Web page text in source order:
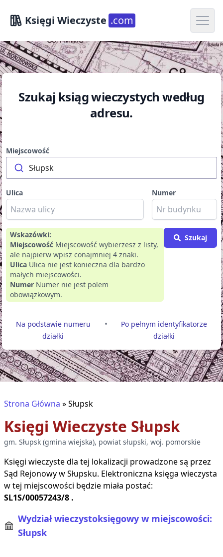
Księgi Wieczyste .com Open
Szukaj ksiąg wieczystych według
adresu.
Miejscowość
Słupsk
Ulica Numer
Wskazówki:
Miejscowość Miejscowość wybierzesz z listy,
ale najpierw wpisz conajmniej 4 znaki.
Ulica Ulica nie jest konieczna dla bardzo
małych miejscowości.
Numer Numer nie jest polem
obowiązkowym.
Szukaj
Na podstawie numeru
działki
•
Po pełnym identyfikatorze
działki
Strona Główna »Słupsk
Księgi Wieczyste Słupsk
gm. Słupsk (gmina wiejska), powiat słupski, woj. pomorskie
Księgi wieczyste dla tej lokalizacji prowadzone są przez
Sąd Rejonowy wSłupsku. Elektroniczna księga wieczysta
w tej miejscowości będzie miała postać:
SL1S/00057243/8 .
Wydział wieczystoksięgowy w miejscowości:
Słupsk